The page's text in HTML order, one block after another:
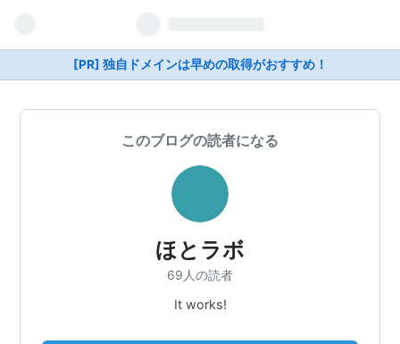
[PR] 独自ドメインは早めの取得がおすすめ！
このブログの読者になる
ほとラボ
69人の読者
It works!